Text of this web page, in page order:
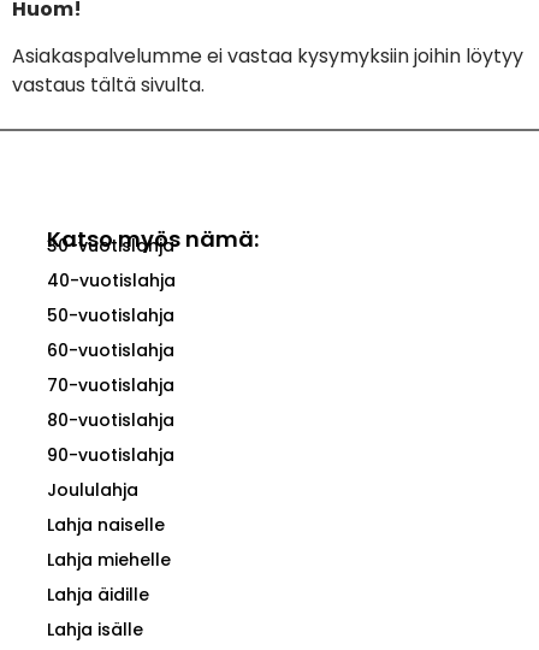
Huom!
Asiakaspalvelumme ei vastaa kysymyksiin joihin löytyy
vastaus tältä sivulta.
Katso myös nämä:
30-vuotislahja
40-vuotislahja
50-vuotislahja
60-vuotislahja
70-vuotislahja
80-vuotislahja
90-vuotislahja
Joululahja
Lahja naiselle
Lahja miehelle
Lahja äidille
Lahja isälle